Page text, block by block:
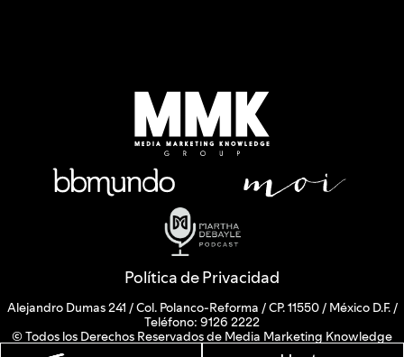
Política de Privacidad
Alejandro Dumas 241 / Col. Polanco-Reforma / CP. 11550 / México D.F. /
Teléfono: 9126 2222
© Todos los Derechos Reservados de Media Marketing Knowledge
Group www.mmkgroup.com.mx